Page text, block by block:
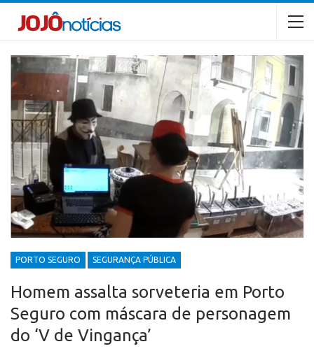
PORTO SEGURO SEGURANÇA PÚBLICA
Homem assalta sorveteria em Porto
Seguro com máscara de personagem
do ‘V de Vingança’